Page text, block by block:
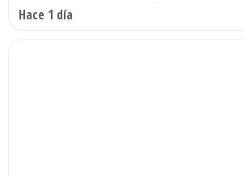
Hace 1 día